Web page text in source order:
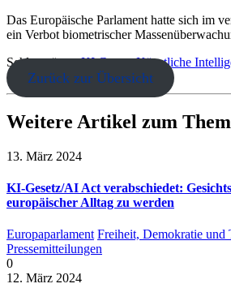
Das Europäische Parlament hatte sich im
ein Verbot biometrischer
Schlagwörter: KI Gesetz Künstliche
Zurück zur Übersicht
Weitere Artikel zum
13. März 2024
KI-Gesetz/AI Act verabschiedet:
europäischer Alltag zu werden
Europaparlament Freiheit, Demokratie und
Pressemitteilungen
0
12. März 2024